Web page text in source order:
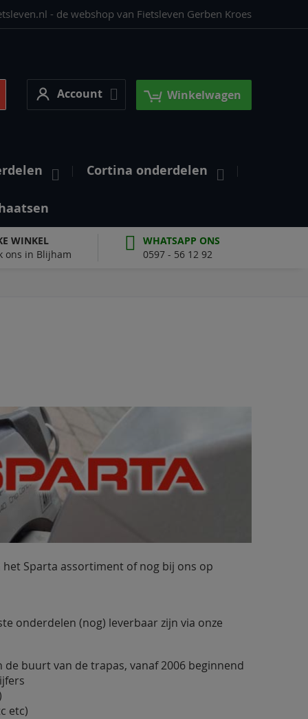
- de webshop van Fietsleven Gerben Kroes
AccountAccount Winkelwagen
Cortina onderdelen
WINKEL
ons in Blijham
WHATSAPP ONS
0597 - 56 12 92
Sparta assortiment of nog bij ons op
onderdelen (nog) leverbaar zijn via onze
buurt van de trapas, vanaf 2006 beginnend
etc)